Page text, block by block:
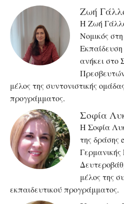
Ζωή
Η Ζωή
Νομικός
ανήκει
μέλος της συντονιστικής
προγράμματος.
Σοφία
Η Σοφία
της δράσης
μέλος της
εκπαιδευτικού προγράμματος.